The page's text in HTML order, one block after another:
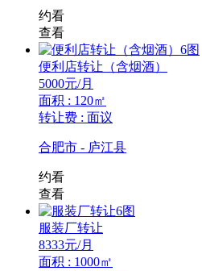
约看
查看
6图
便利店转让（含烟酒）
5000元/月
面积 : 120㎡
转让费 : 面议
合肥市 - 庐江县
约看
查看
6图
服装厂转让
8333元/月
面积 : 1000㎡